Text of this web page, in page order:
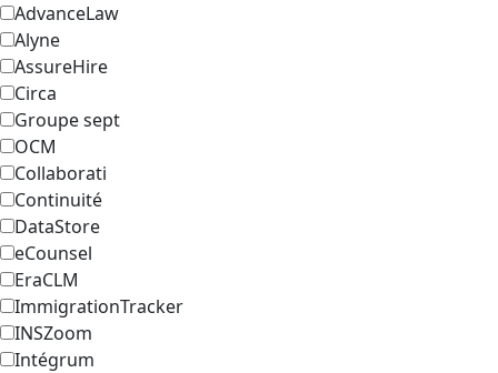
AdvanceLaw
Alyne
AssureHire
Circa
Groupe sept
OCM
Collaborati
Continuité
DataStore
eCounsel
EraCLM
ImmigrationTracker
INSZoom
Intégrum